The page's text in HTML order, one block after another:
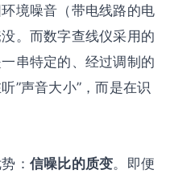
境噪音（带电线路的电
。而数字查线仪采用的
串特定的、经过调制的
”声音大小”，而是在识
： 信噪比的质变。即便